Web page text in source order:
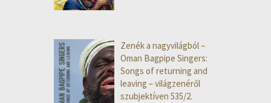
Zenék a nagyvilágból –
Oman Bagpipe Singers:
Songs of returning and
leaving – világzenéről
szubjektíven 535/2.